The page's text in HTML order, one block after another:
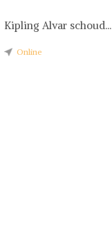
Kipling Alvar schoud...
Online